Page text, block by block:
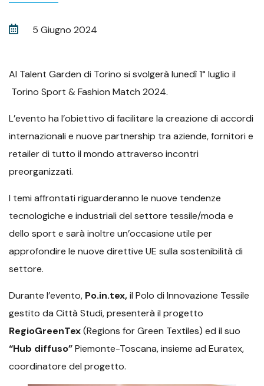
5 Giugno 2024
Al Talent Garden di Torino si svolgerà lunedì 1° luglio il
Torino Sport & Fashion Match 2024.
L’evento ha l’obiettivo di facilitare la creazione di accordi
internazionali e nuove partnership tra aziende, fornitori e
retailer di tutto il mondo attraverso incontri
preorganizzati.
I temi affrontati riguarderanno le nuove tendenze
tecnologiche e industriali del settore tessile/moda e
dello sport e sarà inoltre un’occasione utile per
approfondire le nuove direttive UE sulla sostenibilità di
settore.
Durante l’evento, Po.in.tex,il Polo di Innovazione Tessile
gestito da Città Studi, presenterà il progetto
RegioGreenTex(Regions for Green Textiles) ed il suo
“Hub diffuso”Piemonte-Toscana, insieme ad Euratex,
coordinatore del progetto.